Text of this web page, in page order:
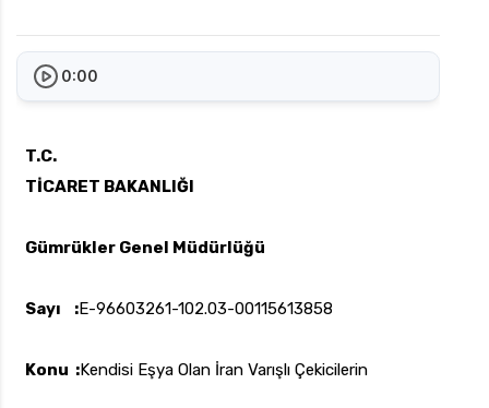
0:00
T.C.
TİCARET BAKANLIĞI
Gümrükler Genel Müdürlüğü
Sayı :E-96603261-102.03-00115613858
Konu :Kendisi Eşya Olan İran Varışlı Çekicilerin